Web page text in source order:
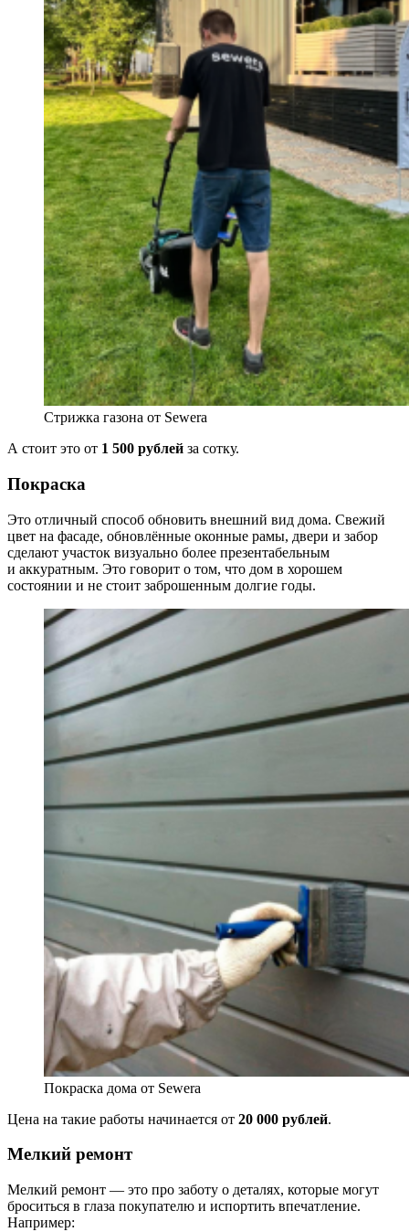
Стрижка газона от Sewera
А стоит это от 1 500 рублей за сотку.
Покраска
Это отличный способ обновить внешний вид дома. Свежий
цвет на фасаде, обновлённые оконные рамы, двери и забор
сделают участок визуально более презентабельным
и аккуратным. Это говорит о том, что дом в хорошем
состоянии и не стоит заброшенным долгие годы.
Покраска дома от Sewera
Цена на такие работы начинается от 20 000 рублей.
Мелкий ремонт
Мелкий ремонт — это про заботу о деталях, которые могут
броситься в глаза покупателю и испортить впечатление.
Например: